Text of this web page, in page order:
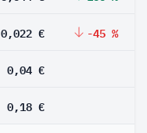
0,022 € -45 %
0,04 €
0,18 €